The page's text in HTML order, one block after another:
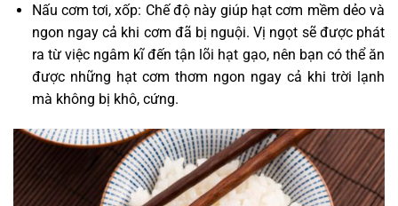
Nấu cơm tơi, xốp: Chế độ này giúp hạt cơm mềm dẻo và
ngon ngay cả khi cơm đã bị nguội. Vị ngọt sẽ được phát
ra từ việc ngâm kĩ đến tận lõi hạt gạo, nên bạn có thể ăn
được những hạt cơm thơm ngon ngay cả khi trời lạnh
mà không bị khô, cứng.